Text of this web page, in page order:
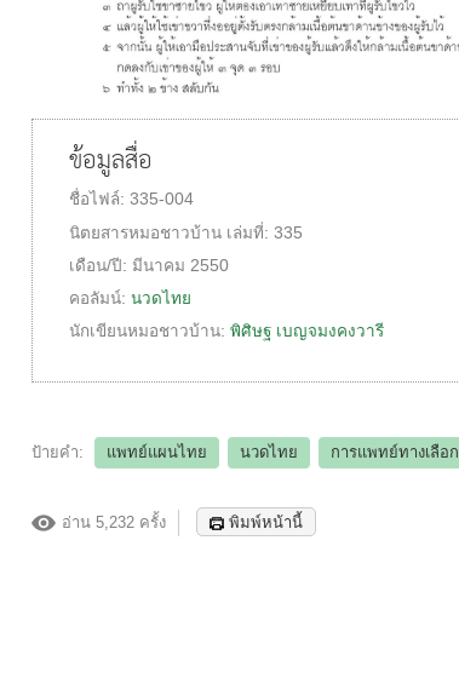
ข้อมูลสื่อ
ชื่อไฟล์: 335-004
นิตยสารหมอชาวบ้าน เล่มที่: 335
เดือน/ปี: มีนาคม 2550
คอลัมน์: นวดไทย
นักเขียนหมอชาวบ้าน: พิศิษฐ เบญจมงคงวารี
ป้ายคำ: แพทย์แผนไทย นวดไทย การแพทย์ทางเลือก
อ่าน 5,232 ครั้ง พิมพ์หน้านี้